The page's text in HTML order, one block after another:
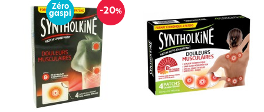
-20%
Zéro
gaspi